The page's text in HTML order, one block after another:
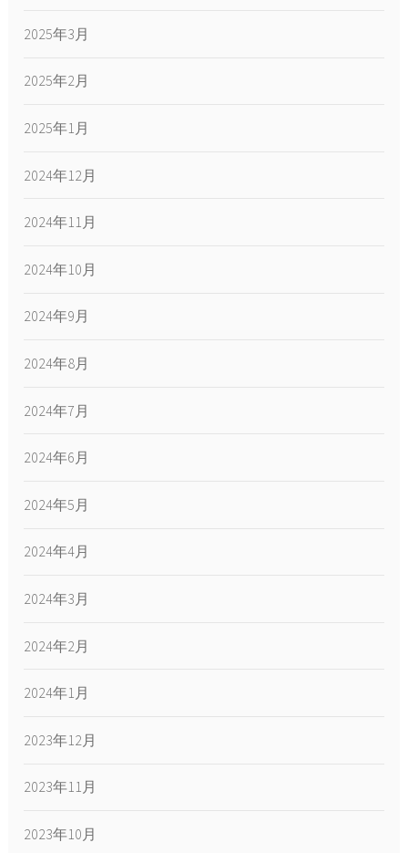
2025年3月
2025年2月
2025年1月
2024年12月
2024年11月
2024年10月
2024年9月
2024年8月
2024年7月
2024年6月
2024年5月
2024年4月
2024年3月
2024年2月
2024年1月
2023年12月
2023年11月
2023年10月